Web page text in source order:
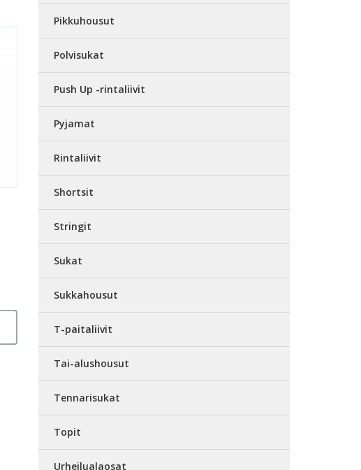
Pikkuhousut
Polvisukat
Push Up -rintaliivit
Pyjamat
Rintaliivit
Shortsit
Stringit
Sukat
Sukkahousut
T-paitaliivit
Tai-alushousut
Tennarisukat
Topit
Urheilualaosat